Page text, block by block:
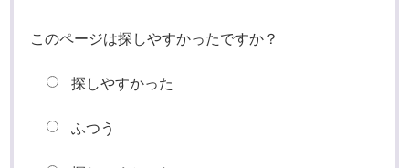
このページは探しやすかったですか？
探しやすかった
ふつう